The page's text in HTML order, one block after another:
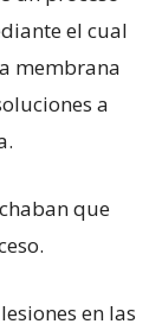
el cual
membrana
a
que
en las